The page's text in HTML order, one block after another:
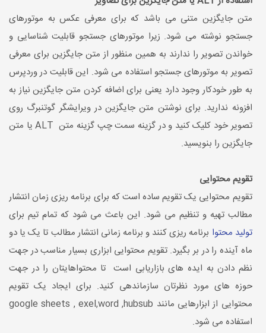
متن جایگزین متنی می باشد که برای معرفی عکس به موتورهای
جستجو نوشته می شود. زیرا موتورهای جستجو قابلیت شناسایی و
خواندن تصویر را ندارند به همین منظور از متن جایگزین برای معرفی
تصویر به موتورهای جستجو استفاده می شود. این قابلیت در وردپرس
به طور خودکار وجود دارد یعنی برای اضافه کردن متن جایگزین نیاز به
افزونه ندارید. برای نوشتن متن جایگزین در ویرایشگر گوتنبرگ روی
تصویر خود کلیک کنید و در گزینه سمت چپ گزینه متن ALT یا متن
جایگزین را بنویسید.
تقویم محتوایی
تقویم محتوایی یک تقویم ساده است که برای برنامه ریزی زمان انتشار
مطالب تهیه و تنظیم می شود. این باعث می شود که تمام تیم برای
تولید محتوا برنامه ریزی کنند و برنامه زمانی انتشار مطالب تا یک یا دو
ماه آینده را در بر بگیرد. تقویم محتوایی ابزاری بسیار مناسب در جهت
نظم دادن به ایده های بازاریابی است تا محتواهایتان را در جهت
حوزه های مورد نظرتان سازماندهی کنید. برای ایجاد یک تقویم
محتوایی از ابزارهایی مانند google sheets , exel,word ,hubsub
استفاده می شود.